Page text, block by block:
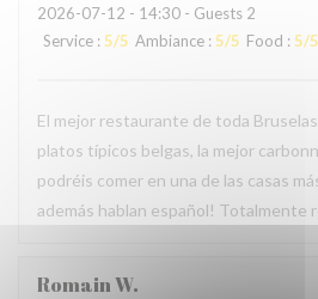
2026-07-12 - 14:30 - Guests 2
Service : 5/5 Ambiance :5/5 Food :5/5
El mejor restaurante de toda
platos típicos belgas, la mejor
podréis comer en una de las casas
además hablan español! Totalmente
RomainW